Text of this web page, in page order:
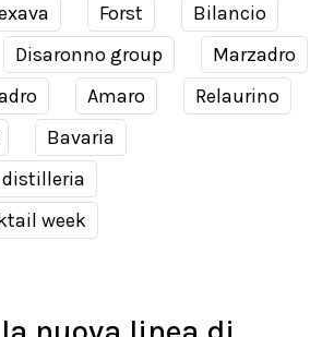
Forst
Bilancio
Disaronno group
Marzadro
Amaro
Relaurino
Bavaria
week